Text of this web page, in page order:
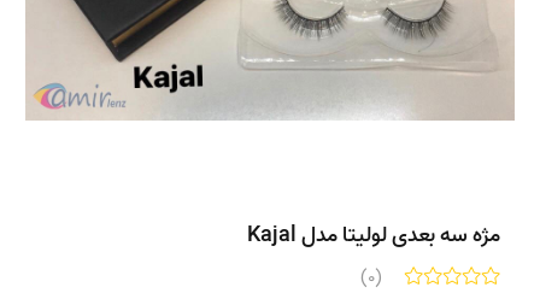
مژه سه بعدی لولیتا مدل Kajal
(0)